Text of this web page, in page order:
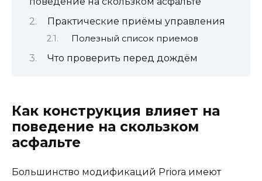
Практические приёмы управления
Полезный список приемов
Что проверить перед дождём
Как конструкция влияет на
поведение на скользком
асфальте
Большинство модификаций Priora имеют